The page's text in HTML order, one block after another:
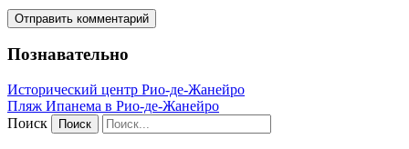
Познавательно
Исторический центр Рио-де-Жанейро
Пляж Ипанема в Рио-де-Жанейро
Поиск